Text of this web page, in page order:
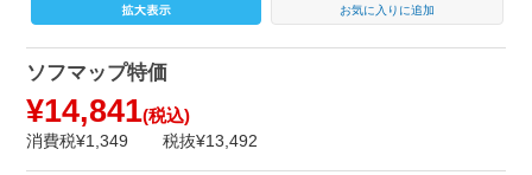
お気に入りに追加
ソフマップ特価
¥14,841(税込)
消費税¥1,349 税抜¥13,492